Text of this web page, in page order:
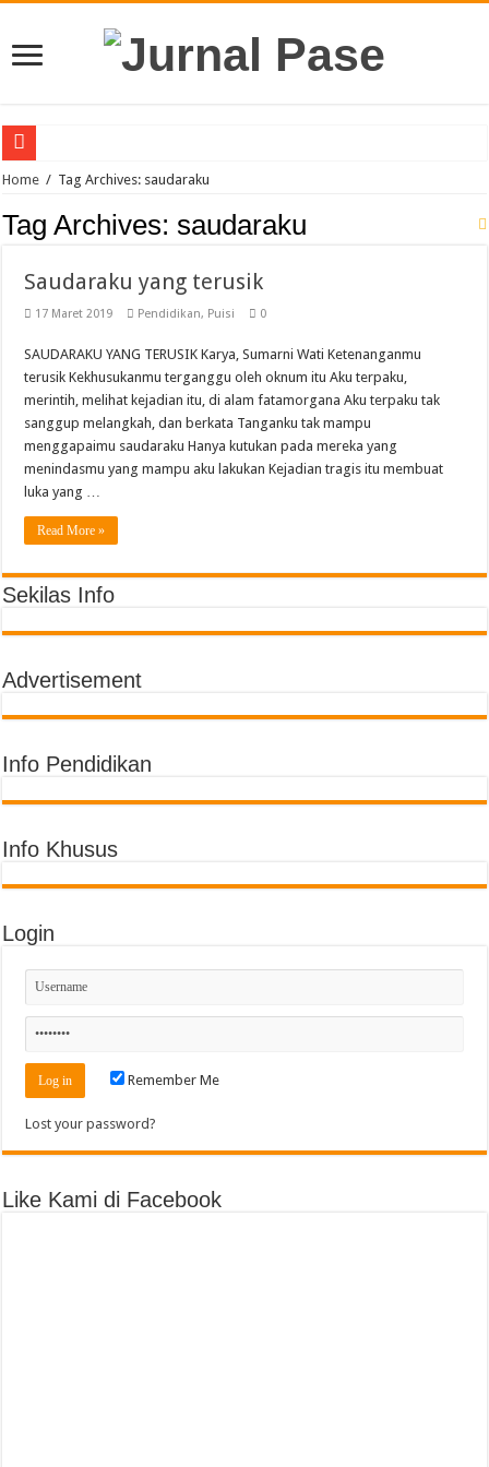
Puluhan Guru Berkumpul di TPN XIII Aceh Utara, Kacabdin Tekankan Cetak
Home / Tag Archives: saudaraku
Tag Archives:saudaraku
Saudaraku yang terusik
17 Maret 2019 Pendidikan, Puisi 0
SAUDARAKU YANG TERUSIK Karya, Sumarni Wati Ketenanganmu
terusik Kekhusukanmu terganggu oleh oknum itu Aku terpaku,
merintih, melihat kejadian itu, di alam fatamorgana Aku terpaku tak
sanggup melangkah, dan berkata Tanganku tak mampu
menggapaimu saudaraku Hanya kutukan pada mereka yang
menindasmu yang mampu aku lakukan Kejadian tragis itu membuat
luka yang …
Read More »
Sekilas Info
Advertisement
Info Pendidikan
Info Khusus
Login
Remember Me
Lost your password?
Like Kami di Facebook